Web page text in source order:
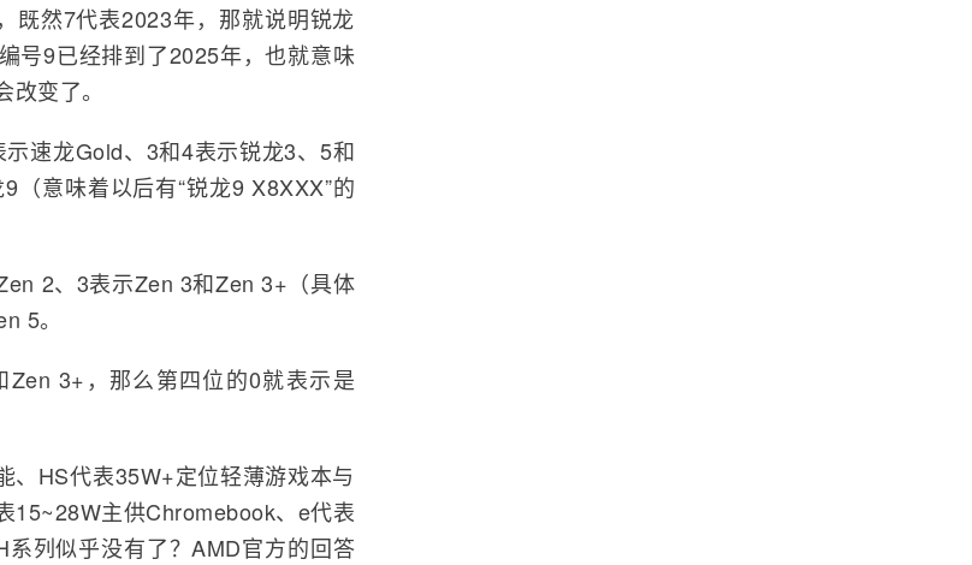
既然7代表2023年，那就说明锐龙
号9已经排到了2025年，也就意味
变了。
速龙Gold、3和4表示锐龙3、5和
意味着以后有“锐龙9 X8XXX”的
2、3表示Zen 3和Zen 3+（具体
5。
3+，那么第四位的0就表示是
、HS代表35W+定位轻薄游戏本与
15~28W主供Chromebook、e代表
列似乎没有了？AMD官方的回答